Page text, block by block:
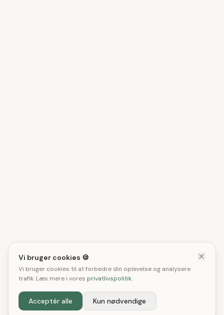
Vi bruger cookies 🍪
Vi bruger cookies til at forbedre din oplevelse og analysere
trafik. Læs mere i vores privatlivspolitik.
Acceptér alle Kun nødvendige